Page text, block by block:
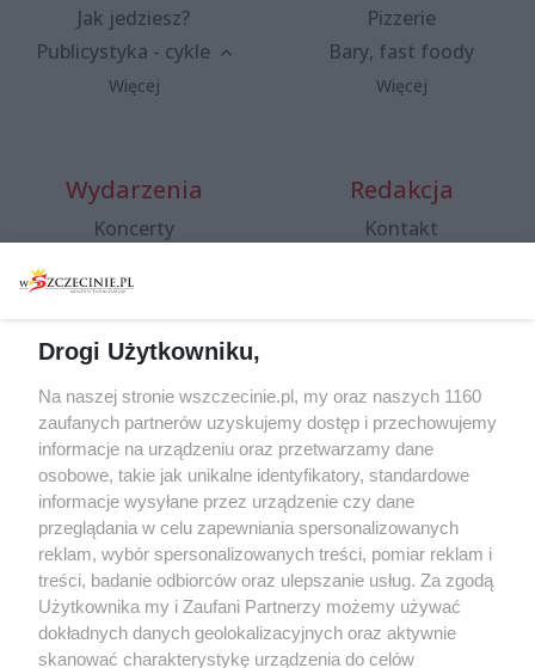
Jak jedziesz?
Publicystyka - cykle
Więcej
Pizzerie
Bary, fast foody
Więcej
Wydarzenia
Koncerty
Spacery i oprowadzania
targi
Wernisaże
Więcej
Redakcja
Kontakt
Specjalny koncert z okazji
20. urodzin portalu
wSzczecinie.pl
Regulamin konkursów
śniadaniówka "Hej
Szczecin! Jest piątek!"
Partnerzy
Drogi Użytkowniku,
Na naszej stronie wszczecinie.pl, my oraz naszych 1160
zaufanych partnerów uzyskujemy dostęp i przechowujemy
informacje na urządzeniu oraz przetwarzamy dane
osobowe, takie jak unikalne identyfikatory, standardowe
informacje wysyłane przez urządzenie czy dane
przeglądania w celu zapewniania spersonalizowanych
reklam, wybór spersonalizowanych treści, pomiar reklam i
treści, badanie odbiorców oraz ulepszanie usług. Za zgodą
Użytkownika my i Zaufani Partnerzy możemy używać
dokładnych danych geolokalizacyjnych oraz aktywnie
skanować charakterystykę urządzenia do celów